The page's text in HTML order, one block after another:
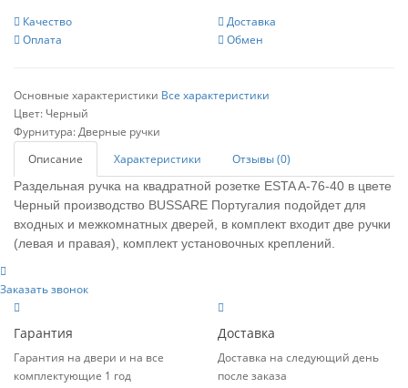
Качество
Доставка
Оплата
Обмен
Основные характеристики Все характеристики
Цвет: Черный
Фурнитура:Дверные ручки
Описание
Характеристики Отзывы (0)
Раздельная ручка на квадратной розетке ESTA A-76-40 в цвете
Черный производство BUSSARE Португалия подойдет для
входных и межкомнатных дверей, в комплект входит две ручки
(левая и правая), комплект установочных креплений.
Заказать звонок
Гарантия
Гарантия на двери и на все
комплектующие 1 год
Доставка
Доставка на следующий день
после заказа